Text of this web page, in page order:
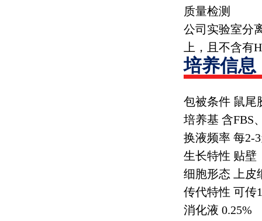
质量检测
公司实验室分
上，且不含有
培养信息
包被条件 鼠尾
培养基 含FBS
换液频率 每2-3
生长特性 贴壁
细胞形态 上皮
传代特性 可传
消化液 0.25%